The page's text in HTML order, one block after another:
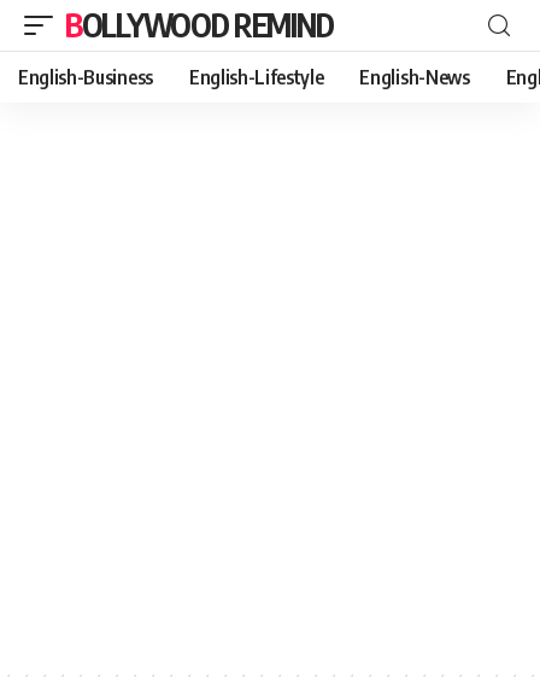
BOLLYWOOD REMIND
English-Business English-Lifestyle English-News